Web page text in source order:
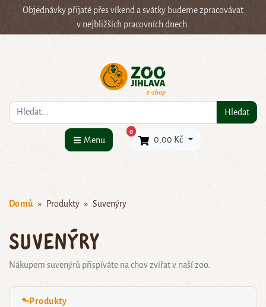
Objednávky přijaté přes víkend a svátky budeme zpracovávat
v nejbližších pracovních dnech.
Co hledáte? Hledat
Menu
0×
0,00 Kč
Domů Produkty Suvenýry
Suvenýry
Nákupem suvenýrů přispíváte na chov zvířat v naší zoo.
⬑Produkty